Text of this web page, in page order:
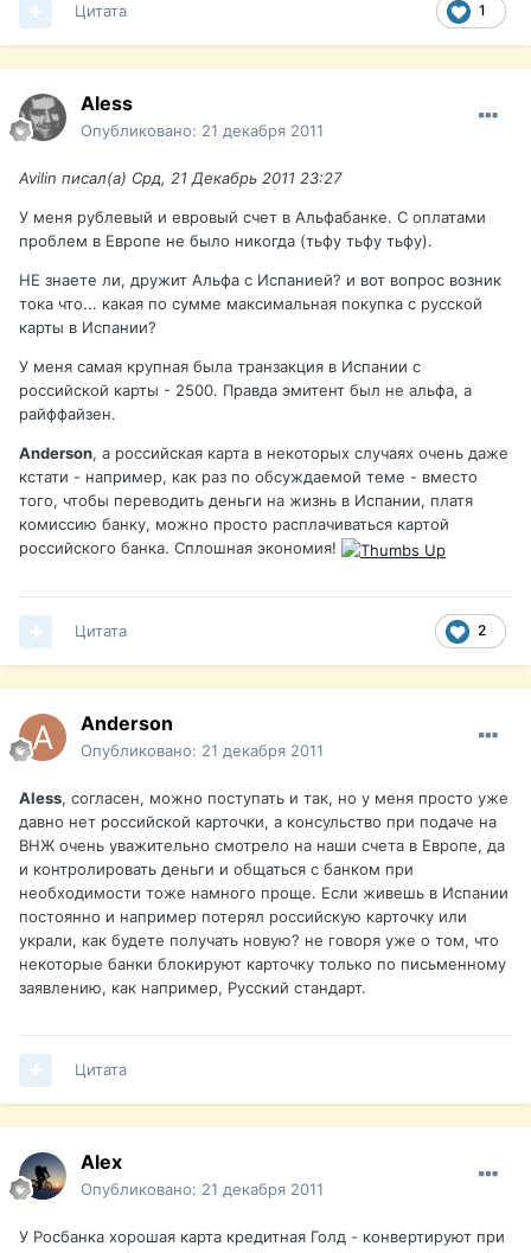
1
Цитата
Aless
Опубликовано: 21 декабря 2011
Avilin писал(а) Срд, 21 Декабрь 2011 23:27
У меня рублевый и евровый счет в Альфабанке. С оплатами
проблем в Европе не было никогда (тьфу тьфу тьфу).
НЕ знаете ли, дружит Альфа с Испанией? и вот вопрос возник
тока что... какая по сумме максимальная покупка с русской
карты в Испании?
У меня самая крупная была транзакция в Испании с
российской карты - 2500. Правда эмитент был не альфа, а
райффайзен.
Anderson, а российская карта в некоторых случаях очень даже
кстати - например, как раз по обсуждаемой теме - вместо
того, чтобы переводить деньги на жизнь в Испании, платя
комиссию банку, можно просто расплачиваться картой
российского банка. Сплошная экономия!
2
Цитата
Anderson
Опубликовано: 21 декабря 2011
Aless, согласен, можно поступать и так, но у меня просто уже
давно нет российской карточки, а консульство при подаче на
ВНЖ очень уважительно смотрело на наши счета в Европе, да
и контролировать деньги и общаться с банком при
необходимости тоже намного проще. Если живешь в Испании
постоянно и например потерял российскую карточку или
украли, как будете получать новую? не говоря уже о том, что
некоторые банки блокируют карточку только по письменному
заявлению, как например, Русский стандарт.
Цитата
Alex
Опубликовано: 21 декабря 2011
У Росбанка хорошая карта кредитная Голд - конвертируют при